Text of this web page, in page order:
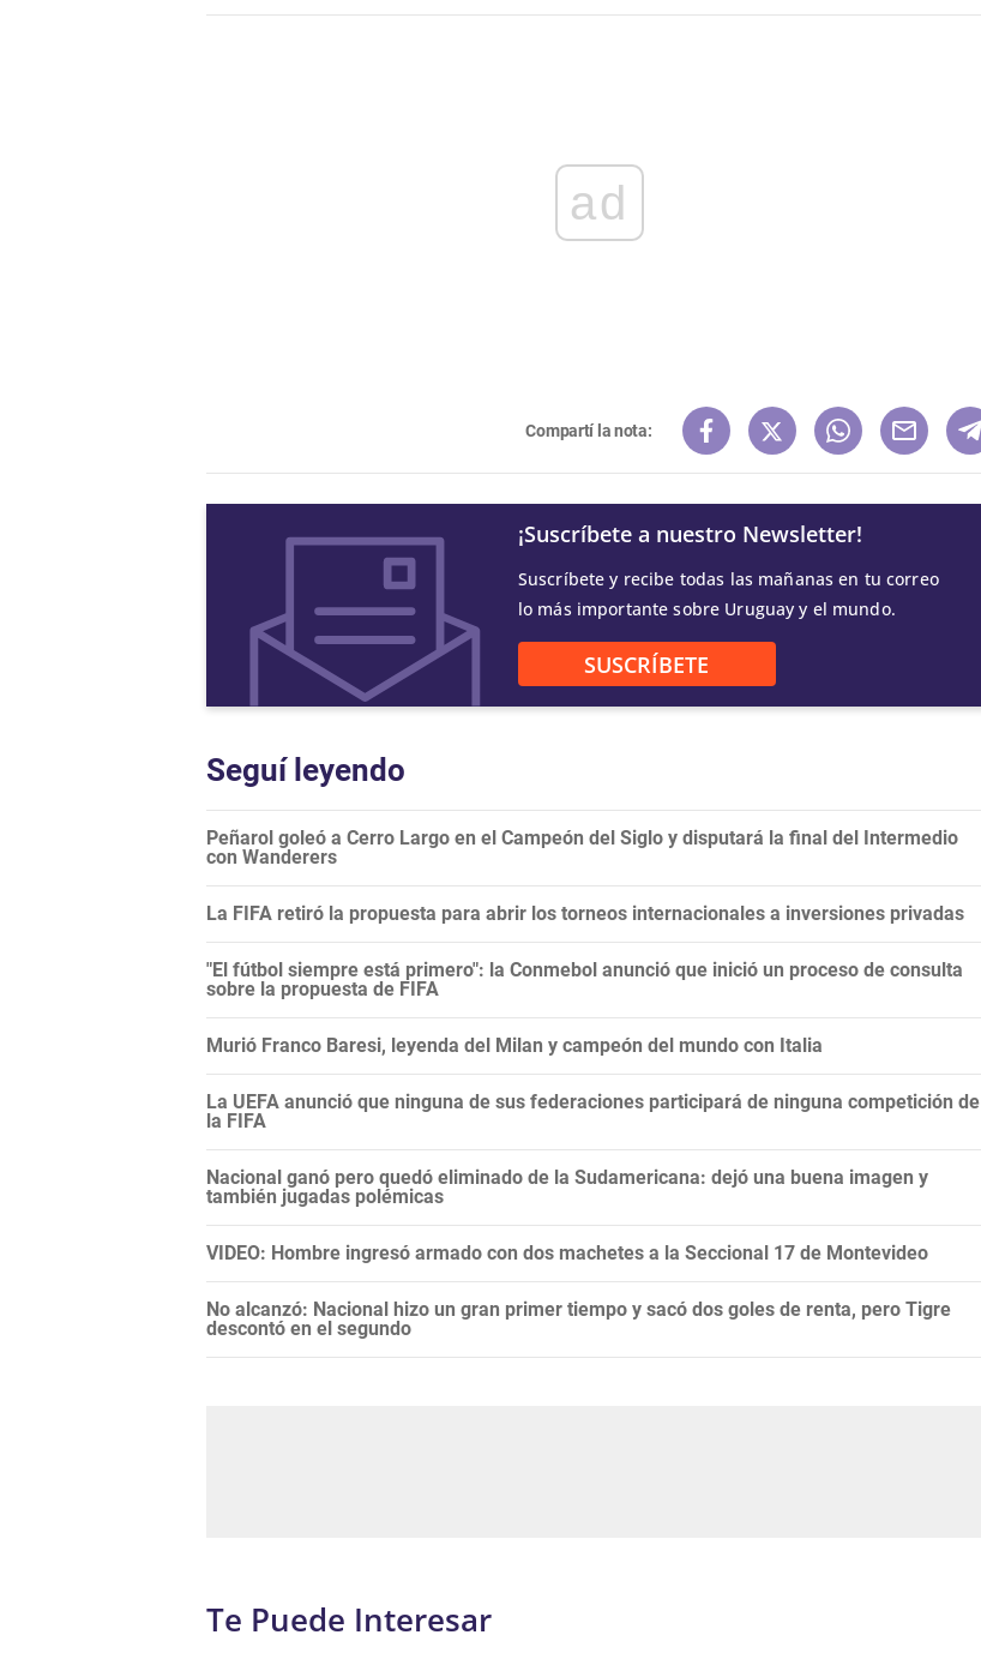
ad
Compartí la nota:
¡Suscríbete a nuestro Newsletter!
Suscríbete y recibe todas las mañanas en tu correo
lo más importante sobre Uruguay y el mundo.
SUSCRÍBETE
Seguí leyendo
Peñarol goleó a Cerro Largo en el Campeón del Siglo y disputará la final del Intermedio
con Wanderers
La FIFA retiró la propuesta para abrir los torneos internacionales a inversiones privadas
"El fútbol siempre está primero": la Conmebol anunció que inició un proceso de consulta
sobre la propuesta de FIFA
Murió Franco Baresi, leyenda del Milan y campeón del mundo con Italia
La UEFA anunció que ninguna de sus federaciones participará de ninguna competición de
la FIFA
Nacional ganó pero quedó eliminado de la Sudamericana: dejó una buena imagen y
también jugadas polémicas
VIDEO: Hombre ingresó armado con dos machetes a la Seccional 17 de Montevideo
No alcanzó: Nacional hizo un gran primer tiempo y sacó dos goles de renta, pero Tigre
descontó en el segundo
Te Puede Interesar